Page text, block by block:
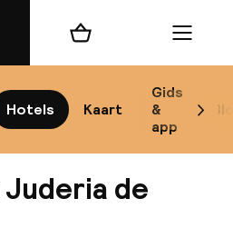
Hotels Kaart
Gids
&
app
Winkelmand Menu
Juderia de